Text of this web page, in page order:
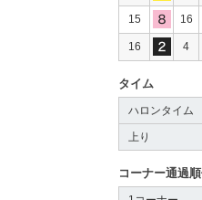
15 16
16 4
タイム
ハロンタイム
上り
コーナー通過